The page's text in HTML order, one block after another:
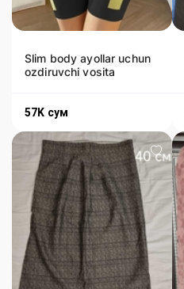
Slim body ayollar uchun
ozdiruvchi vosita
57K сум